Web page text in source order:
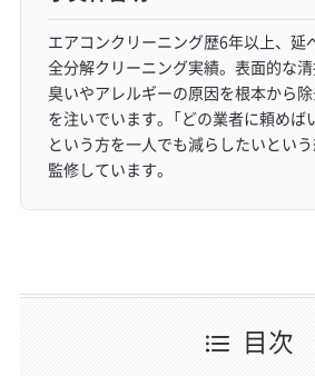
エアコンクリーニング歴6年以上、延
全分解クリーニング実績。表面的な
臭いやアレルギーの原因を根本から
を注いでいます。「どの業者に頼めば
という方を一人でも減らしたいとい
監修しています。
目次